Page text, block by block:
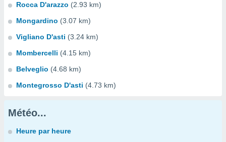
Rocca D'arazzo (2.93 km)
Mongardino (3.07 km)
Vigliano D'asti (3.24 km)
Mombercelli (4.15 km)
Belveglio (4.68 km)
Montegrosso D'asti (4.73 km)
Météo...
Heure par heure